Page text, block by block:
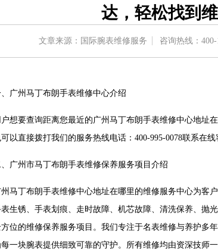
场）A1座办公楼14层07室（需提前预约）
15层1508室（需提前预约）
层704室（需提前预约）
写字楼15层07室（需提前预约）
室（需提前预约）
05室（需提前预约）
室（需提前预约）
需提前预约）
室（需提前预约）
写字楼（芙蓉广场）10层13室（需提前预约）
需提前预约）
权店）3层整层（需提前预约）
权店）1层整层（需提前预约）
达，轻松找到
文章来源：国际腕表维修服务 咨询热线：
广州马丁布朗手表维修中心介绍
户想要查询距离您最近的广州马丁布朗手表维修中心地址
以直接拨打我们的服务热线电话：400-995-0078联系在
广州市马丁布朗手表维修保养服务项目介绍
州马丁布朗手表维修中心地址在哪里的维修服务中心为客
生锈、手表划痕、走时故障、机芯故障、清洗保养、抛
位的维修保养服务项目。我们专注于名表维修与养护多
一块腕表提供细致可靠的守护。所有维修均由资深技师